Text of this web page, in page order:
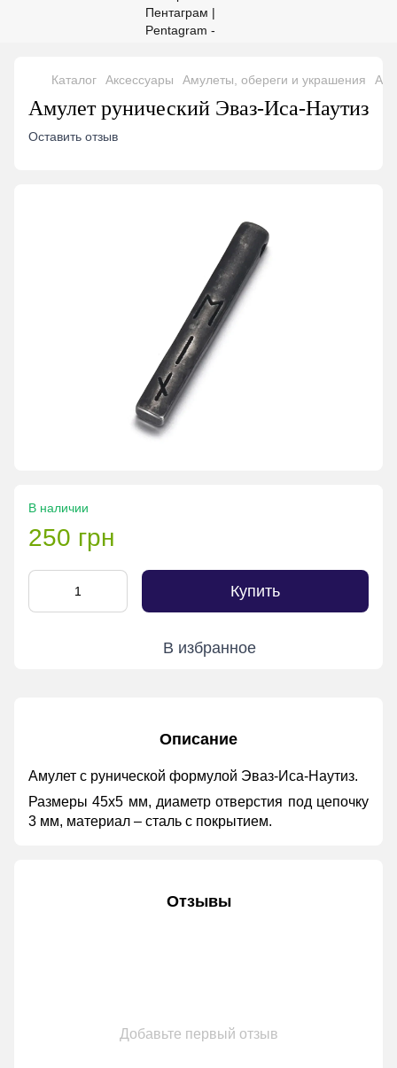
Каталог Аксессуары Амулеты, обереги и украшения
Амулет рунический Эваз-Иса-Наутиз
Оставить отзыв
В наличии
250 грн
Купить
В избранное
Описание
Амулет с рунической формулой Эваз-Иса-Наутиз.
Размеры 45х5 мм, диаметр отверстия под цепочку
3 мм, материал – сталь с покрытием.
Отзывы
Добавьте первый отзыв